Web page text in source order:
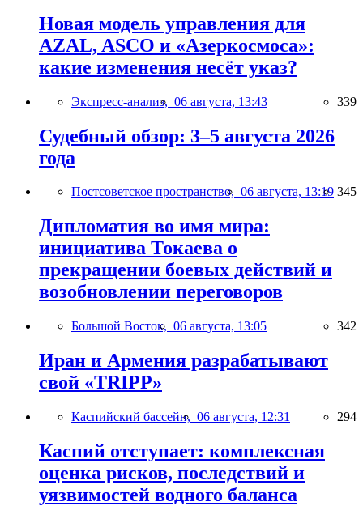
Новая модель управления для
AZAL, ASCO и «Азеркосмоса»:
какие изменения несёт указ?
Экспресс-анализ, 06 августа, 13:43 339
Судебный обзор: 3–5 августа 2026
года
Постсоветское пространство, 06 августа, 13:19 345
Дипломатия во имя мира:
инициатива Токаева о
прекращении боевых действий и
возобновлении переговоров
Большой Восток, 06 августа, 13:05 342
Иран и Армения разрабатывают
свой «TRIPP»
Каспийский бассейн, 06 августа, 12:31 294
Каспий отступает: комплексная
оценка рисков, последствий и
уязвимостей водного баланса